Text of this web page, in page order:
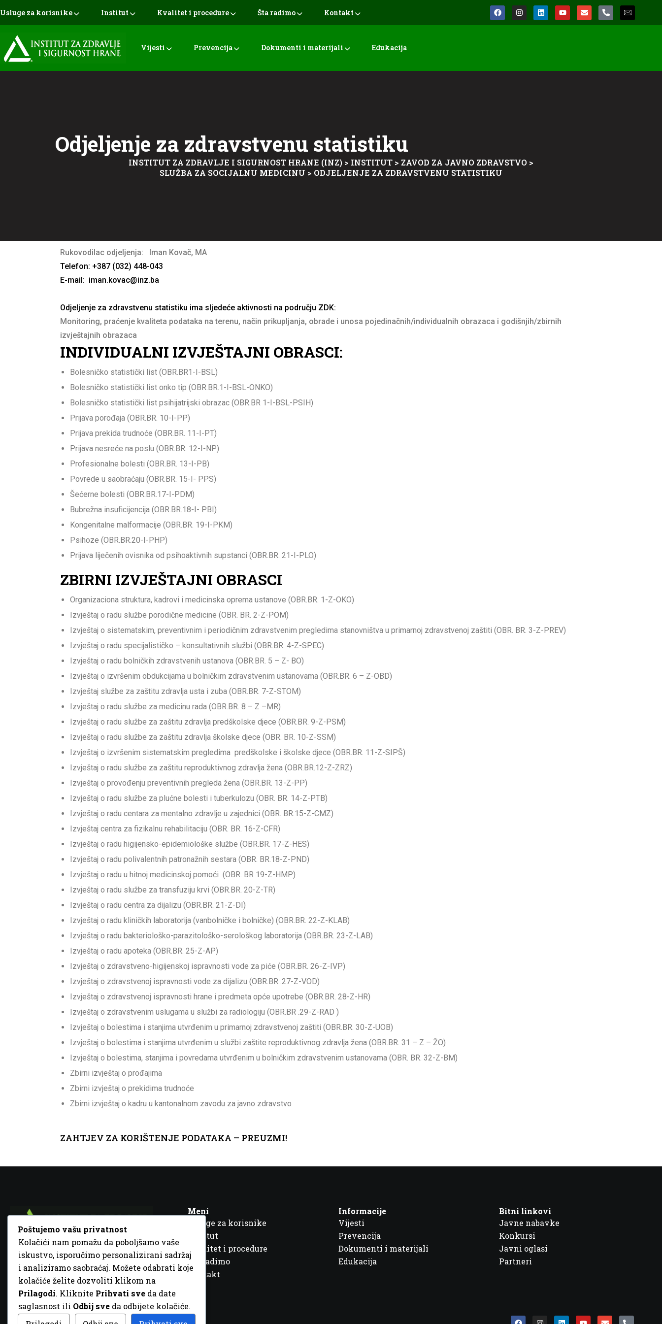
Usluge za korisnike Institut Kvalitet i procedure Šta radimo Kontakt
Vijesti Prevencija Dokumenti i materijali Edukacija
Odjeljenje za zdravstvenu statistiku
INSTITUT ZA ZDRAVLJE I SIGURNOST HRANE (INZ) > INSTITUT > ZAVOD ZA JAVNO ZDRAVSTVO >
SLUŽBA ZA SOCIJALNU MEDICINU > ODJELJENJE ZA ZDRAVSTVENU STATISTIKU
Rukovodilac odjeljenja: Iman Kovač, MA
Telefon: +387 (032) 448-043
E-mail: iman.kovac@inz.ba
Odjeljenje za zdravstvenu statistiku ima sljedeće aktivnosti na području ZDK:
Monitoring, praćenje kvaliteta podataka na terenu, način prikupljanja, obrade i unosa pojedinačnih/individualnih obrazaca i godišnjih/zbirnih
izvještajnih obrazaca
INDIVIDUALNI IZVJEŠTAJNI OBRASCI:
Bolesničko statistički list (OBR.BR1-I-BSL)
Bolesničko statistički list onko tip (OBR.BR.1-I-BSL-ONKO)
Bolesničko statistički list psihijatrijski obrazac (OBR.BR 1-I-BSL-PSIH)
Prijava porođaja (OBR.BR. 10-I-PP)
Prijava prekida trudnoće (OBR.BR. 11-I-PT)
Prijava nesreće na poslu (OBR.BR. 12-I-NP)
Profesionalne bolesti (OBR.BR. 13-I-PB)
Povrede u saobraćaju (OBR.BR. 15-I- PPS)
Šećerne bolesti (OBR.BR.17-I-PDM)
Bubrežna insuficijencija (OBR.BR.18-I- PBI)
Kongenitalne malformacije (OBR.BR. 19-I-PKM)
Psihoze (OBR.BR.20-I-PHP)
Prijava liječenih ovisnika od psihoaktivnih supstanci (OBR.BR. 21-I-PLO)
ZBIRNI IZVJEŠTAJNI OBRASCI
Organizaciona struktura, kadrovi i medicinska oprema ustanove (OBR.BR. 1-Z-OKO)
Izvještaj o radu službe porodične medicine (OBR. BR. 2-Z-POM)
Izvještaj o sistematskim, preventivnim i periodičnim zdravstvenim pregledima stanovništva u primarnoj zdravstvenoj zaštiti (OBR. BR. 3-Z-PREV)
Izvještaj o radu specijalističko – konsultativnih službi (OBR.BR. 4-Z-SPEC)
Izvještaj o radu bolničkih zdravstvenih ustanova (OBR.BR. 5 – Z- BO)
Izvještaj o izvršenim obdukcijama u bolničkim zdravstvenim ustanovama (OBR.BR. 6 – Z-OBD)
Izvještaj službe za zaštitu zdravlja usta i zuba (OBR.BR. 7-Z-STOM)
Izvještaj o radu službe za medicinu rada (OBR.BR. 8 – Z –MR)
Izvještaj o radu službe za zaštitu zdravlja predškolske djece (OBR.BR. 9-Z-PSM)
Izvještaj o radu službe za zaštitu zdravlja školske djece (OBR. BR. 10-Z-SSM)
Izvještaj o izvršenim sistematskim pregledima predškolske i školske djece (OBR.BR. 11-Z-SIPŠ)
Izvještaj o radu službe za zaštitu reproduktivnog zdravlja žena (OBR.BR.12-Z-ZRZ)
Izvještaj o provođenju preventivnih pregleda žena (OBR.BR. 13-Z-PP)
Izvještaj o radu službe za plućne bolesti i tuberkulozu (OBR. BR. 14-Z-PTB)
Izvještaj o radu centara za mentalno zdravlje u zajednici (OBR. BR.15-Z-CMZ)
Izvještaj centra za fizikalnu rehabilitaciju (OBR. BR. 16-Z-CFR)
Izvještaj o radu higijensko-epidemiološke službe (OBR.BR. 17-Z-HES)
Izvještaj o radu polivalentnih patronažnih sestara (OBR. BR.18-Z-PND)
Izvještaj o radu u hitnoj medicinskoj pomoći (OBR. BR 19-Z-HMP)
Izvještaj o radu službe za transfuziju krvi (OBR.BR. 20-Z-TR)
Izvještaj o radu centra za dijalizu (OBR.BR. 21-Z-DI)
Izvještaj o radu kliničkih laboratorija (vanbolničke i bolničke) (OBR.BR. 22-Z-KLAB)
Izvještaj o radu bakteriološko-parazitološko-serološkog laboratorija (OBR.BR. 23-Z-LAB)
Izvještaj o radu apoteka (OBR.BR. 25-Z-AP)
Izvještaj o zdravstveno-higijenskoj ispravnosti vode za piće (OBR.BR. 26-Z-IVP)
Izvještaj o zdravstvenoj ispravnosti vode za dijalizu (OBR.BR .27-Z-VOD)
Izvještaj o zdravstvenoj ispravnosti hrane i predmeta opće upotrebe (OBR.BR. 28-Z-HR)
Izvještaj o zdravstvenim uslugama u službi za radiologiju (OBR.BR .29-Z-RAD )
Izvještaj o bolestima i stanjima utvrđenim u primarnoj zdravstvenoj zaštiti (OBR.BR. 30-Z-UOB)
Izvještaj o bolestima i stanjima utvrđenim u službi zaštite reproduktivnog zdravlja žena (OBR.BR. 31 – Z – ŽO)
Izvještaj o bolestima, stanjima i povredama utvrđenim u bolničkim zdravstvenim ustanovama (OBR. BR. 32-Z-BM)
Zbirni izvještaj o prođajima
Zbirni izvještaj o prekidima trudnoće
Zbirni izvještaj o kadru u kantonalnom zavodu za javno zdravstvo
ZAHTJEV ZA KORIŠTENJE PODATAKA – PREUZMI!
Fra Ivana Jukića br. 2, 72000 Zenica, BiH
+387 32 448 001
info@inz.ba
http://www.inz.ba
Meni
Usluge za korisnike
Institut
Kvalitet i procedure
Šta radimo
Kontakt
Informacije
Vijesti
Prevencija
Dokumenti i materijali
Edukacija
Bitni linkovi
Javne nabavke
Konkursi
Javni oglasi
Partneri
© 2026 Sva prava zadržana. DizajnGordonDM
Poštujemo vašu privatnost
Kolačići nam pomažu da poboljšamo vaše
iskustvo, isporučimo personalizirani sadržaj
i analiziramo saobraćaj. Možete odabrati koje
kolačiće želite dozvoliti klikom na
Prilagodi. Kliknite Prihvati sve da date
saglasnost ili Odbij sve da odbijete kolačiće.